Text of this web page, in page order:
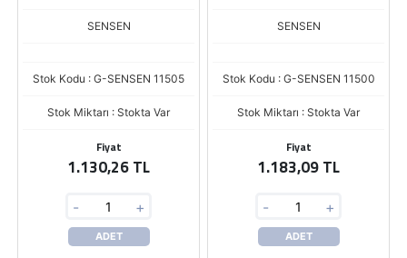
SENSEN
Stok Kodu : G-SENSEN 11505
Stok Miktarı : Stokta Var
Fiyat
1.130,26 TL
- +
ADET
SENSEN
Stok Kodu : G-SENSEN 11500
Stok Miktarı : Stokta Var
Fiyat
1.183,09 TL
- +
ADET